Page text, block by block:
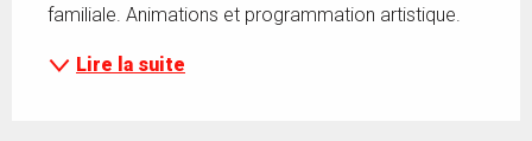
familiale. Animations et programmation artistique.
Lire la suite